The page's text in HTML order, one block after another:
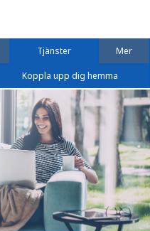
Tjänster Mer
Koppla upp dig hemma